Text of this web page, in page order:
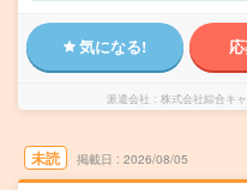
気になる!
派遣会社 株式会社綜合キ
未読 掲載日 2026/08/05